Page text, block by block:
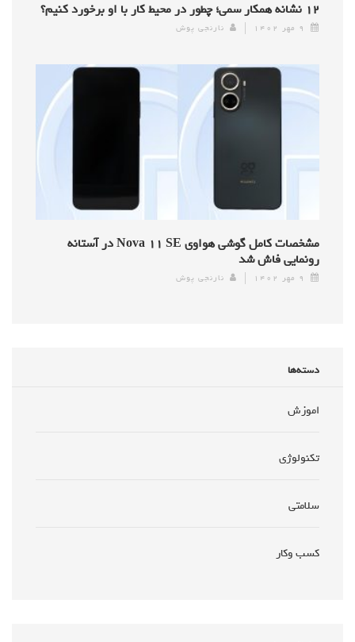
۱۲ نشانه همکار سمی؛ چطور در محیط کار با او برخورد کنیم؟
۹ مهر ۱۴۰۲ نارنجی پوش
مشخصات کامل گوشی هواوی Nova ۱۱ SE در آستانه
رونمایی فاش شد
۹ مهر ۱۴۰۲ نارنجی پوش
دسته‌ها
اموزش
تکنولوژی
سلامتی
کسب وکار